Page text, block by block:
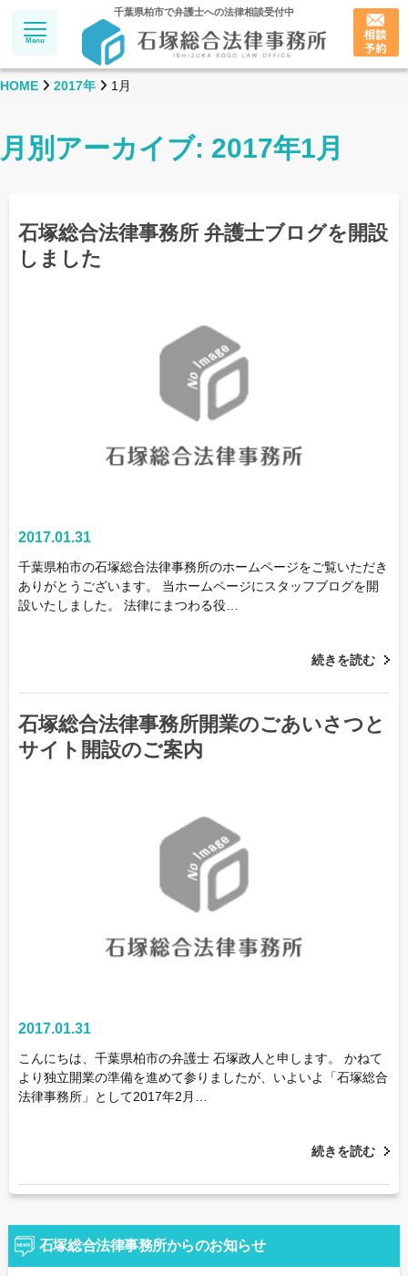
千葉県柏市で弁護士への法律相談受付中
HOME 2017年 1月
月別アーカイブ: 2017年1月
石塚総合法律事務所 弁護士ブログを開設
しました
2017.01.31
千葉県柏市の石塚総合法律事務所のホームページをご覧いただき
ありがとうございます。 当ホームページにスタッフブログを開
設いたしました。 法律にまつわる役…
続きを読む
石塚総合法律事務所開業のごあいさつと
サイト開設のご案内
2017.01.31
こんにちは、千葉県柏市の弁護士 石塚政人と申します。 かねて
より独立開業の準備を進めて参りましたが、いよいよ「石塚総合
法律事務所」として2017年2月…
続きを読む
石塚総合法律事務所からのお知らせ
Menu